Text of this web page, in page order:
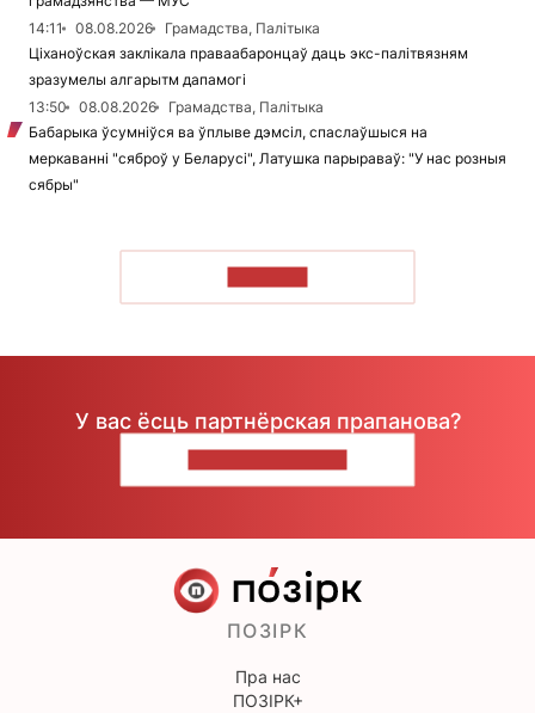
14:11
08.08.2026
Грамадства, Палітыка
Ціханоўская заклікала праваабаронцаў даць экс-палітвязням
зразумелы алгарытм дапамогі
13:50
08.08.2026
Грамадства, Палітыка
Бабарыка ўсумніўся ва ўплыве дэмсіл, спаслаўшыся на
меркаванні "сяброў у Беларусі", Латушка парыраваў: "У нас розныя
сябры"
У вас ёсць партнёрская прапанова?
ПОЗІРК
Пра нас
ПОЗІРК+